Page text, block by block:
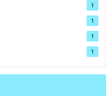
1
1
1
1